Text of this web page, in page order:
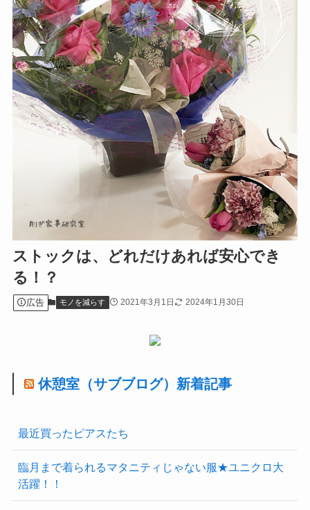
ストックは、どれだけあれば安心でき
る！？
広告 モノを減らす 2021年3月1日 2024年1月30日
休憩室（サブブログ）新着記事
最近買ったピアスたち
臨月まで着られるマタニティじゃない服★ユニクロ大
活躍！！